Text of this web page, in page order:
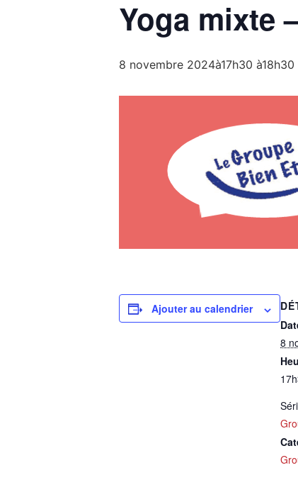
Yoga mixte
8 novembre 2024à17h30 à18h30
Ajouter au calendrier
8